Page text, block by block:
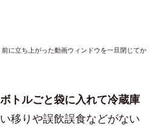
に立ち上がった動画ウィンドウを一旦閉じてか
ボトルごと袋に入れて冷蔵庫
移りや誤飲誤食などがない